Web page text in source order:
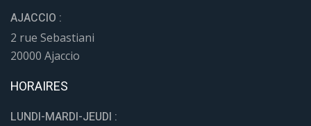
AJACCIO :
2 rue Sebastiani
20000 Ajaccio
HORAIRES
LUNDI-MARDI-JEUDI :